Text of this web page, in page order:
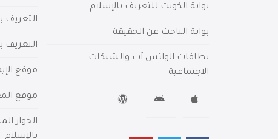
بوابة الكويت للتعريف بالإسلام
بوابة الباحث عن الحقيقة
بطاقات الواتس آب والشبكات
الاجتماعية
التعريف
التعريف
موقع
موقع
الحوار
بالإسلام